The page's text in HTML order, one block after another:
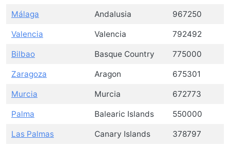
Málaga Andalusia 967250
Valencia Valencia 792492
Bilbao Basque Country 775000
Zaragoza Aragon 675301
Murcia Murcia 672773
Palma Balearic Islands 550000
Las Palmas Canary Islands 378797